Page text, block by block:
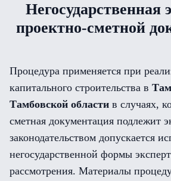
Негосударственная
проектно-сметной
Процедура применяется при
капитального строительства в
Тамбовской области в случаях,
сметная документация подлежит
законодательством допускается
негосударственной формы
рассмотрения. Материалы